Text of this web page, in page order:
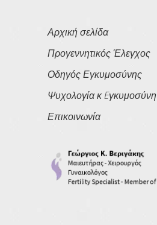
Αρχική σελίδα
Προγεννητικός Έλεγχος
Οδηγός Εγκυμοσύνης
Ψυχολογία κ Eγκυμοσύνη
Επικοινωνία